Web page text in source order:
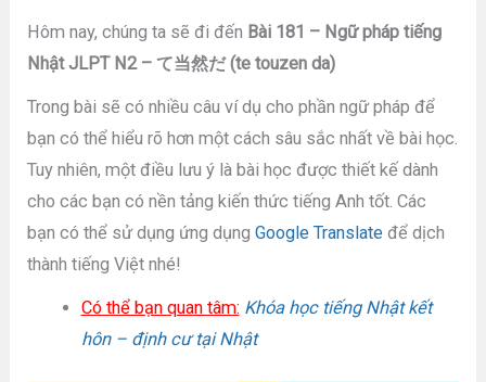
Hôm nay, chúng ta sẽ đi đến Bài 181 – Ngữ pháp tiếng
Nhật JLPT N2 – て当然だ (te touzen da)
Trong bài sẽ có nhiều câu ví dụ cho phần ngữ pháp để
bạn có thể hiểu rõ hơn một cách sâu sắc nhất về bài học.
Tuy nhiên, một điều lưu ý là bài học được thiết kế dành
cho các bạn có nền tảng kiến thức tiếng Anh tốt. Các
bạn có thể sử dụng ứng dụngGoogle Translate để dịch
thành tiếng Việt nhé!
Có thể bạn quan tâm: Khóa học tiếng Nhật kết
hôn – định cư tại Nhật